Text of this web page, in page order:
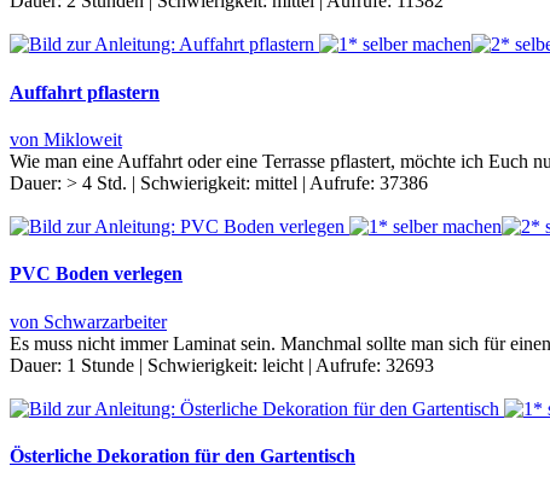
Auffahrt pflastern
von Mikloweit
Wie man eine Auffahrt oder eine Terrasse pflastert, möchte ich Euch
Dauer: > 4 Std. | Schwierigkeit: mittel | Aufrufe: 37386
PVC Boden verlegen
von Schwarzarbeiter
Es muss nicht immer Laminat sein. Manchmal sollte man sich für
Dauer: 1 Stunde | Schwierigkeit: leicht | Aufrufe: 32693
Österliche Dekoration für den Gartentisch